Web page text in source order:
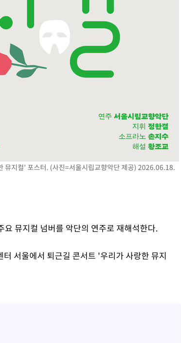
뮤지컬' 포스터. (사진=서울시립교향악단 제공) 2026.06.18.
뮤지컬 넘버를 악단의 연주로 재해석한다.
서울에서 퇴근길 콘서트 '우리가 사랑한 뮤지